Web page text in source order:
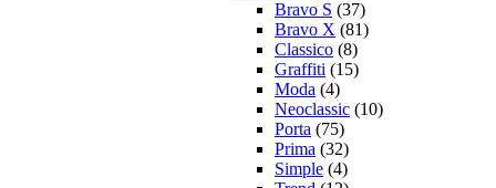
Bravo S (37)
Bravo X (81)
Classico (8)
Graffiti (15)
Moda (4)
Neoclassic (10)
Porta (75)
Prima (32)
Simple (4)